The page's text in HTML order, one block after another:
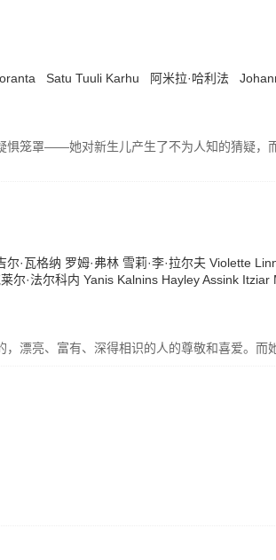
Satu Tuuli Karhu 阿米拉·哈利法
惧笼罩——她对新生儿产生了不为人知的猜疑，
尔·瓦格纳 罗姆·弗林 雪莉·李·拉尔夫 Violette
尔·法尔科内 Yanis Kalnins Hayley Assink Itziar
漂亮、富有、深得相识的人的尊敬和喜爱。而